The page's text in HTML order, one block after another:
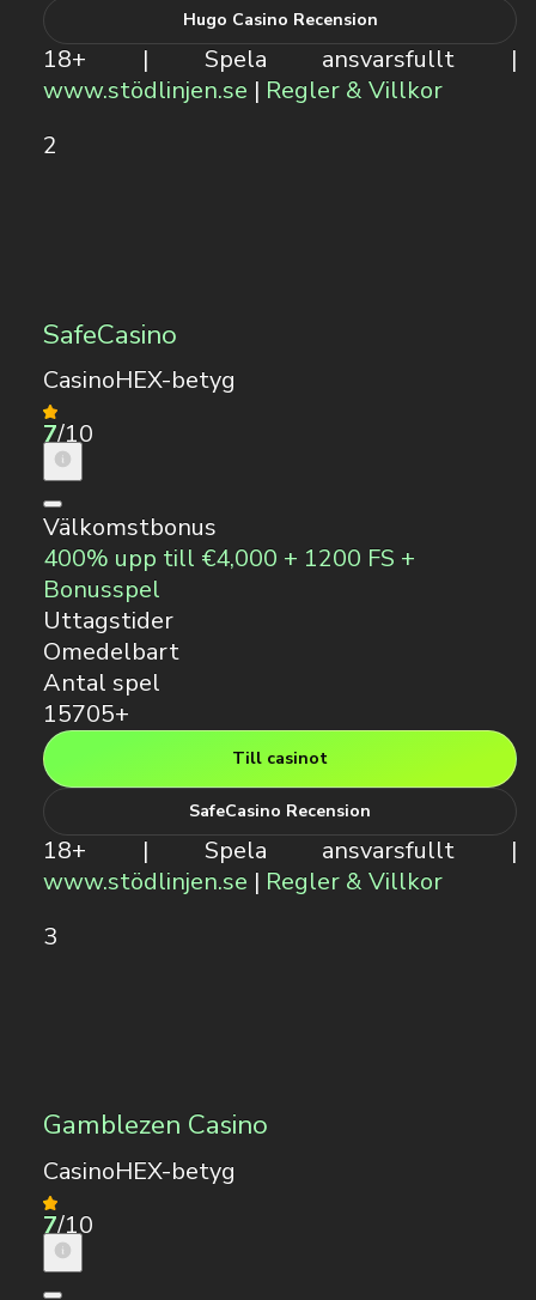
Hugo Casino Recension
18+ | Spela ansvarsfullt |
www.stödlinjen.se | Regler & Villkor
2
SafeCasino
CasinoHEX-betyg
7/10
Välkomstbonus
400% upp till €4,000 + 1200 FS +
Bonusspel
Uttagstider
Omedelbart
Antal spel
15705+
Till casinot
SafeCasino Recension
18+ | Spela ansvarsfullt |
www.stödlinjen.se | Regler & Villkor
3
Gamblezen Casino
CasinoHEX-betyg
7/10